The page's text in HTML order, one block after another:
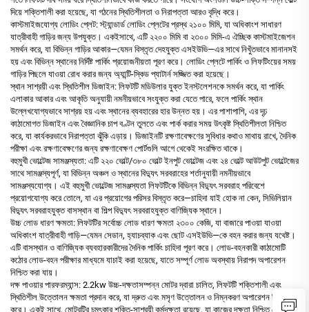
দিয়ে শক্তিশালী করা হয়েছে, যা গঠনের স্থিতিশীলতা ও নিরাপত্তা আরও বৃদ্ধি করে।
কাস্টমাইজযোগ্য লোডিং প্লেট: স্ট্যান্ডার্ড লোডিং প্লেটের প্রস্থ ২১০০ মিমি, যা অধিকাংশ সাধারণ
যাত্রীবাহী গাড়ির জন্য উপযুক্ত। একইসাথে, এটি ২২০০ মিমি বা ২৩০০ মিমি-এ ঐচ্ছিক কাস্টমাইজেশন
সমর্থন করে, যা বিভিন্ন গাড়ির আকার—যেমন বিস্তৃত দেহযুক্ত এসইউভি—এর সাথে নিখুঁতভাবে মানানসই
হয় এবং বিভিন্ন স্থানের নির্দিষ্ট পার্কিং প্রয়োজনীয়তা পূরণ করে। লোডিং প্লেটে পার্কিং ও লিফটিংয়ের সময়
গাড়ির পিছলে যাওয়া রোধ করার জন্য অ্যান্টি-স্কিড প্যাটার্ন সজ্জিত করা হয়েছে।
স্থান সাশ্রয়ী এবং স্থিতিশীল ডিজাইন: লিফটটি মডিউলার যুক্ত ইনস্টলেশনকে সমর্থন করে, যা পার্কিং
এলাকার আকার এবং আকৃতি অনুযায়ী নমনীয়ভাবে সংযুক্ত করা যেতে পারে, ফলে পার্কিং স্থান
উল্লেখযোগ্যভাবে সাশ্রয় হয় এবং স্থানের ব্যবহারের হার উন্নত হয়। এর পাশাপাশি, এর দৃঢ়
কাঠামোগত ডিজাইন এবং বৈজ্ঞানিক চাপ বণ্টন তুলতে এবং পার্ক করার সময় উৎকৃষ্ট স্থিতিশীলতা নিশ্চিত
করে, যা কার্যকরভাবে নিরাপত্তা ঝুঁকি এড়ায়। ডিজাইনটি রক্ষণাবেক্ষণের সুবিধার কথাও মাথায় রাখে, দৈনিক
পরীক্ষা এবং রক্ষণাবেক্ষণের জন্য রক্ষণাবেক্ষণ পোর্টগুলি আগে থেকেই সংরক্ষিত থাকে।
বহুমুখী ভোল্টেজ সামঞ্জস্যতা: এটি ২২০ ভোল্ট/৩৮০ ভোল্ট ইনপুট ভোল্টেজ এবং ২৪ ভোল্ট আউটপুট ভোল্টেজের
সাথে সামঞ্জস্যপূর্ণ, যা বিভিন্ন অঞ্চল ও স্থানের বিদ্যুৎ সরবরাহের শর্তানুযায়ী নমনীয়ভাবে
সামঞ্জস্যযোগ্য। এই বহুমুখী ভোল্টেজ সামঞ্জস্যতা লিফটটিকে বিভিন্ন বিদ্যুৎ সরবরাহ পরিবেশে
প্রয়োগযোগ্য করে তোলে, যা এর প্রয়োগের পরিসর বিস্তৃত করে—চাহিদা যাই হোক না কেন, সিভিলিয়ান
বিদ্যুৎ সরবরাহযুক্ত বাসস্থান বা শিল্প বিদ্যুৎ সরবরাহযুক্ত বাণিজ্যিক স্থানে।
উচ্চ লোড ধারণ ক্ষমতা: লিফটটির সর্বোচ্চ লোড ধারণ ক্ষমতা ২৩০০ কেজি, যা বাজারে পাওয়া যাওয়া
অধিকাংশ যাত্রীবাহী গাড়ি—যেমন সেডান, হ্যাচব্যাক এবং ছোট এসইউভি—কে বহন করার জন্য যথেষ্ট।
এটি বাসস্থান ও বাণিজ্যিক ব্যবহারকারীদের দৈনিক পার্কিং চাহিদা পূরণ করে। লোড-বহনকারী কাঠামোটি
কঠোর লোড-বহন পরীক্ষার মাধ্যমে যাচাই করা হয়েছে, যাতে সম্পূর্ণ লোড অবস্থায় নিরাপদ অপারেশন
নিশ্চিত করা যায়।
দক্ষ পাওয়ার পারফরম্যান্স: 2.2kw উচ্চ-দক্ষতাসম্পন্ন মোটর দ্বারা চালিত, লিফটটি শক্তিশালী এবং
স্থিতিশীল উত্তোলন ক্ষমতা প্রদান করে, যা দ্রুত এবং মসৃণ উত্তোলন ও নিম্নকরণ অপারেশন নিশ্চিত
করে। একই সাথে, মোটরটির চমৎকার শক্তি-সাশ্রয়ী কর্মদক্ষতা রয়েছে, যা কাজের দক্ষতা নিশ্চিত রেখে